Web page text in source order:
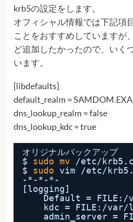
krb5の設定をします。
オフィシャル情報では下記項
ことをおすすめしていますが
ど追加したかったので、いく
います。
[libdefaults]
default_realm =
dns_lookup_realm = false
dns_lookup_kdc = true
オリジナルバックアップ
$ sudo mv /etc/krb5
$ sudo vim /etc/krb5
-*-*-*-
[logging]
Default = FILE: /
kdc = FILE: /var/
admin_server =